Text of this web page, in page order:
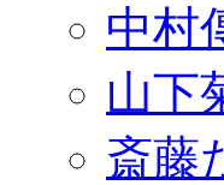
中村
山下
斎藤